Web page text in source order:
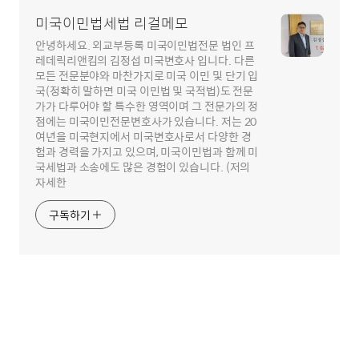
미국이민법세법 리걸메모
안녕하세요. 외교부등록 미국이민법전문 법인 프
레데릭리앤킴의 김정섭 미국변호사 입니다. 다른
모든 전문분야와 마찬가지로 미국 이민 및 단기 입
국(정확히 말하면 미국 이민법 및 국적법)도 전문
가가 다루어야 할 특수한 영역이며 그 전문가의 정
점에는 미국이민전문변호사가 있습니다. 저는 20
여년을 미국현지에서 미국변호사로서 다양한 경
험과 경력을 가지고 있으며, 미국이민법과 함께 미
국세법과 소송에도 많은 경험이 있습니다. (저의
자세한
구독하기